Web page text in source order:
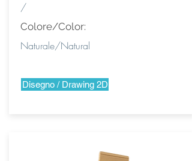
/
Colore/Color:
Naturale/Natural
Disegno / Drawing 2D